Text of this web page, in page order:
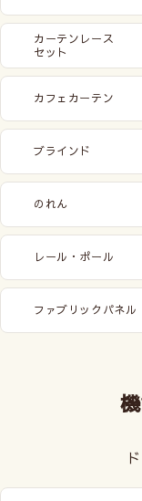
カーテンレース
セット
カフェカーテン
ブラインド
のれん
レール・ポール
ファブリックパネル